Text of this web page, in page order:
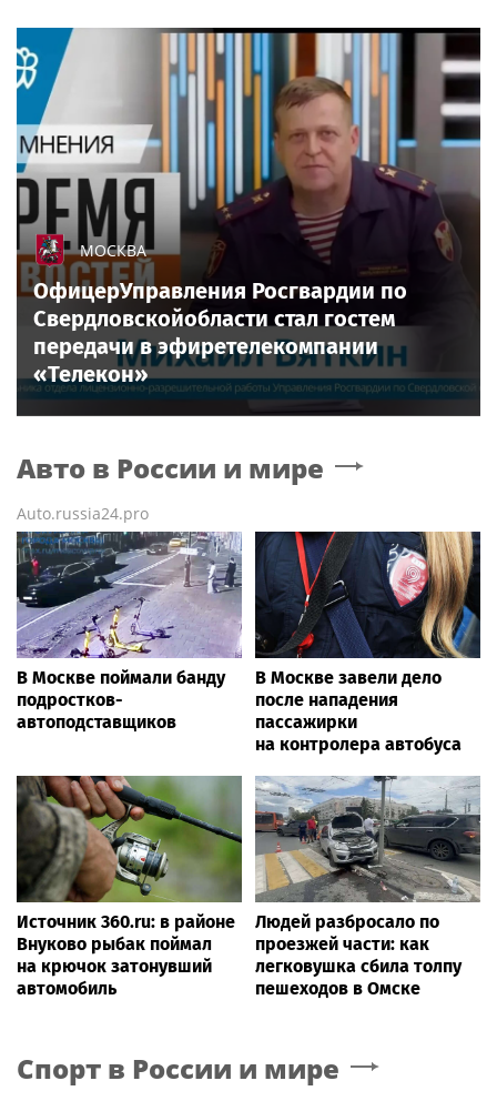
МОСКВА
ОфицерУправления Росгвардии по
Свердловскойобласти стал гостем
передачи в эфиретелекомпании
«Телекон»
Авто в России и мире
Auto.russia24.pro
В Москве поймали банду
подростков-
автоподставщиков
В Москве завели дело
после нападения
пассажирки
на контролера автобуса
Источник 360.ru: в районе
Внуково рыбак поймал
на крючок затонувший
автомобиль
Людей разбросало по
проезжей части: как
легковушка сбила толпу
пешеходов в Омске
Спорт в России и мире